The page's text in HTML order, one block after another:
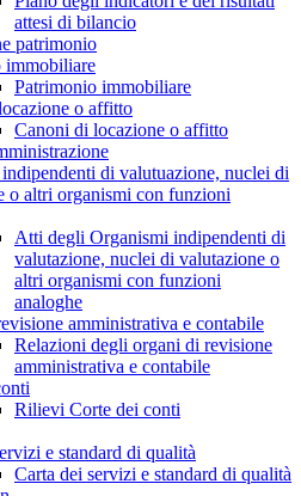
attesi di bilancio
patrimonio
immobiliare
Patrimonio immobiliare
o affitto
Canoni di locazione o affitto
di valutuazione, nuclei di
o altri organismi con funzioni
Atti degli Organismi indipendenti di
valutazione, nuclei di valutazione o
altri organismi con funzioni
analoghe
amministrativa e contabile
Relazioni degli organi di revisione
amministrativa e contabile
Rilievi Corte dei conti
e standard di qualità
Carta dei servizi e standard di qualità